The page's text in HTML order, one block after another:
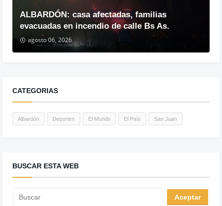
ALBARDÓN: casa afectadas, familias
evacuadas en incendio de calle Bs As.
agosto 06, 2026
CATEGORIAS
Albardón Deportes El Mundo El País San Juan
BUSCAR ESTA WEB